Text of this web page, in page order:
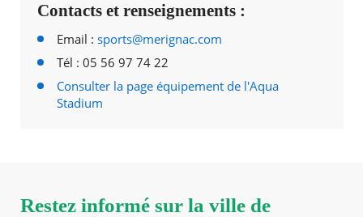
Contacts et renseignements :
Email : sports@merignac.com
Tél : 05 56 97 74 22
Consulter la page équipement de l'Aqua
Stadium
Restez informé sur la ville de